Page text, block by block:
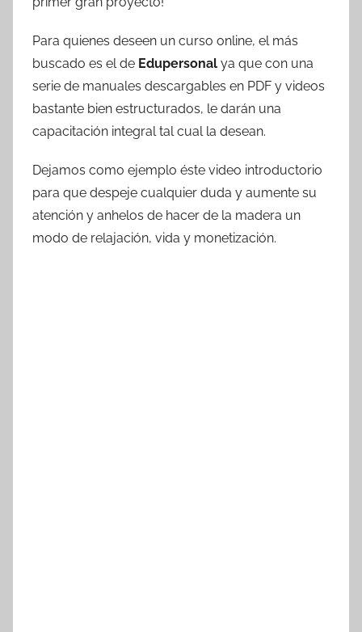
Para quienes deseen un curso online, el más
buscado es el de Edupersonal ya que con una
serie de manuales descargables en PDF y videos
bastante bien estructurados, le darán una
capacitación integral tal cual la desean.
Dejamos como ejemplo éste video introductorio
para que despeje cualquier duda y aumente su
atención y anhelos de hacer de la madera un
modo de relajación, vida y monetización.